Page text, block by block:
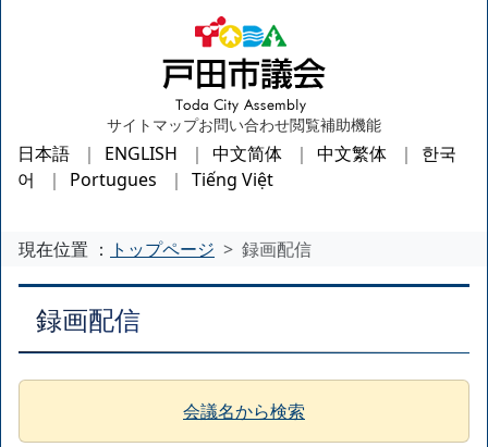
サイトマップお問い合わせ閲覧補助機能
日本語 ENGLISH 中文简体 中文繁体
한국
어
Portugues Tiếng Việt
現在位置 ： トップページ 録画配信
録画配信
会議名から検索